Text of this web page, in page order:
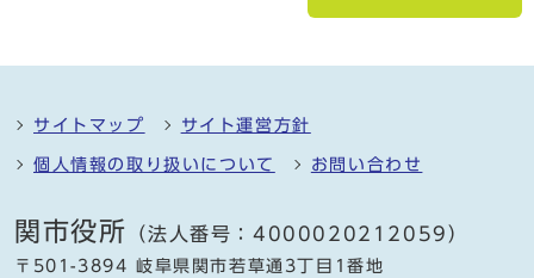
サイトマップ サイト運営方針
個人情報の取り扱いについて お問い合わせ
関市役所 （法人番号：4000020212059）
〒501-3894 岐阜県関市若草通3丁目1番地